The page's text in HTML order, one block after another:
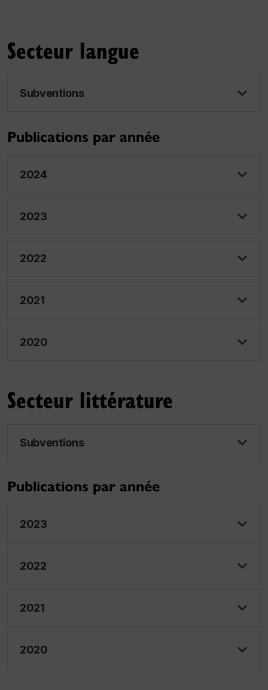
Secteur langue
Subventions
Publications par année
2024
2023
2022
2021
2020
Secteur littérature
Subventions
Publications par année
2023
2022
2021
2020